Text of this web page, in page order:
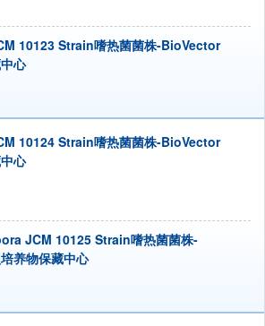
10123 Strain嗜热菌菌株-BioVector
心
10124 Strain嗜热菌菌株-BioVector
心
JCM 10125 Strain嗜热菌菌株-
养物保藏中心